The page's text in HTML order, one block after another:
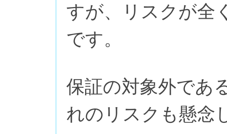
すが、リスクが全
です。
保証の対象外であ
れのリスクも懸念